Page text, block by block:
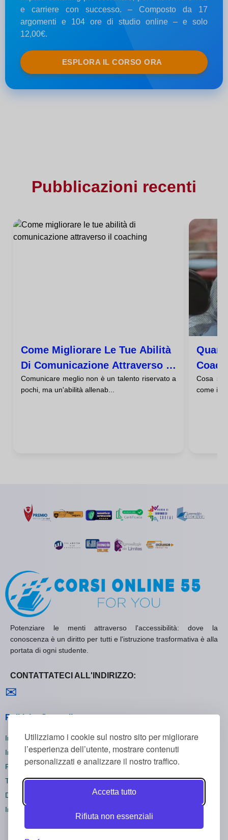
Utilizziamo i cookie sul nostro sito per migliorare
l’esperienza dell’utente, mostrare contenuti
personalizzati e analizzare il nostro traffico.
Accetta tutto
Rifiuta non essenziali
e carriere con successo. – Composto da 17
argomenti e 104 ore di studio online – e solo
12,00€.
ESPLORA IL CORSO ORA
Pubblicazioni recenti
Come Migliorare Le Tue Abilità
Di Comunicazione Attraverso Il
Coaching
Comunicare meglio non è un talento riservato a
pochi, ma un'abilità allenab...
Fasi
Cosa
come
Potenziare le menti attraverso l'accessibilità: dove la
conoscenza è un diritto per tutti e l'istruzione trasformativa è alla
portata di ogni studente.
CONTATTATECI ALL'INDIRIZZO:
✉
Politiche Generali
Informativa sulla Privacy
Informativa sui Cookie
Politica di Rimborso
Termini e Condizioni
Disiscriversi
Impostazioni dei cookie